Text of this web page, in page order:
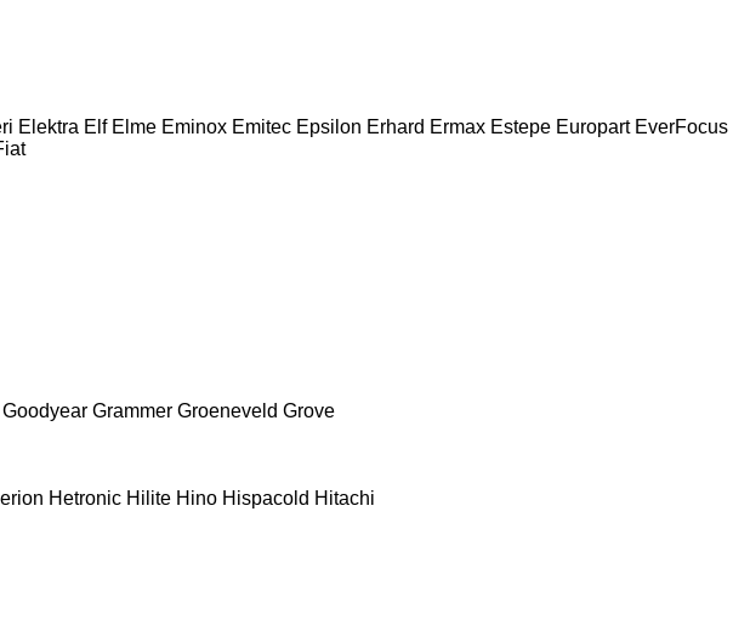
Elektra Elf Elme Eminox Emitec Epsilon Erhard Ermax Estepe Europart EverFocus
Goodyear Grammer Groeneveld Grove
Hetronic Hilite Hino Hispacold Hitachi